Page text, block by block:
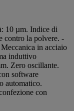
10 µm. Indice di
contro la polvere. -
in acciaio
induttivo
Zero oscillante.
software
automatico.
con